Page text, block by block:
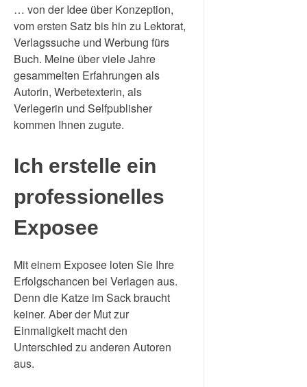
… von der Idee über Konzeption,
vom ersten Satz bis hin zu Lektorat,
Verlagssuche und Werbung fürs
Buch. Meine über viele Jahre
gesammelten Erfahrungen als
Autorin, Werbetexterin, als
Verlegerin und Selfpublisher
kommen Ihnen zugute.
Ich erstelle ein
professionelles
Exposee
Mit einem Exposee loten Sie Ihre
Erfolgschancen bei Verlagen aus.
Denn die Katze im Sack braucht
keiner. Aber der Mut zur
Einmaligkeit macht den
Unterschied zu anderen Autoren
aus.